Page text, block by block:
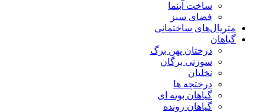
ساخت آبنما
فضای سبز
متریال‌های ساختمانی
گیاهان
درختان پهن برگ
سوزنی برگان
نخلیان
درختچه ها
گیاهان بوته ای
گیاهان رونده